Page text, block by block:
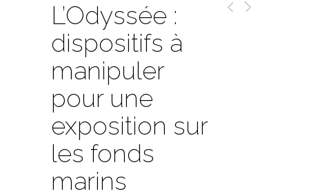
L’Odyssée :
dispositifs à
manipuler
pour une
exposition sur
les fonds
marins